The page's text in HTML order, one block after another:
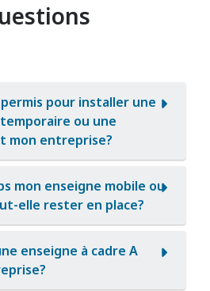
pour installer une
ou une
mon entreprise?
mon enseigne mobile ou
elle rester en place?
enseigne à cadre A